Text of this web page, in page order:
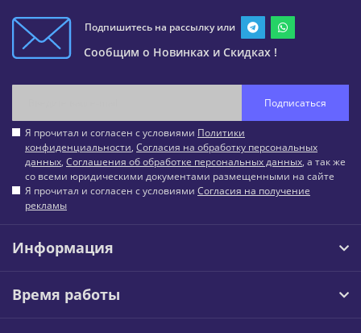
Подпишитесь на рассылку или
Сообщим о Новинках и Скидках !
Подписаться
Я прочитал и согласен с условиями Политики
конфиденциальности, Согласия на обработку персональных
данных, Соглашения об обработке персональных данных, а так же
со всеми юридическими документами размещенными на сайте
Я прочитал и согласен с условиями Согласия на получение
рекламы
Информация
Время работы